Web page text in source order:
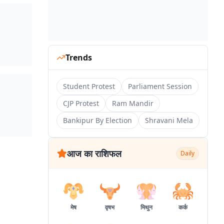
Trends
Student Protest
Parliament Session
CJP Protest
Ram Mandir
Bankipur By Election
Shravani Mela
आज का राशिफल Daily
मेष वृषभ मिथुन कर्क